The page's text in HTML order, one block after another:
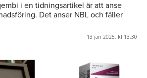
i en tidningsartikel är att anse
Det anser NBL och fäller
13 jan 2025, kl 13:30